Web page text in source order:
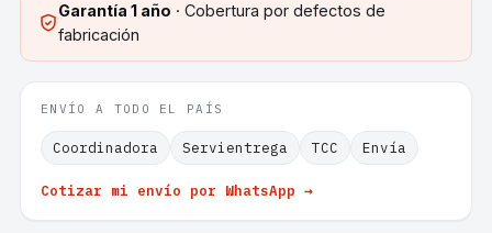
Garantía 1 año · Cobertura por defectos de
fabricación
ENVÍO A TODO EL PAÍS
Coordinadora Servientrega TCC Envía
Cotizar mi envío por WhatsApp →